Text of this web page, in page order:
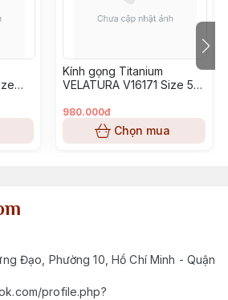
Kính gọng Titanium
VELATURA V16171 Size 53-
980.000đ
Chọn mua
Đạo, Phường 10, Hồ Chí Minh - Quận
profile.php?